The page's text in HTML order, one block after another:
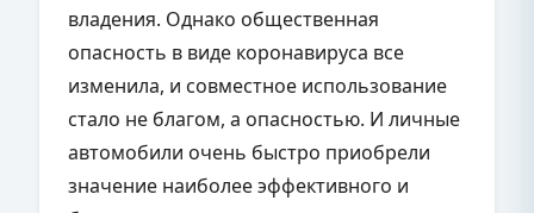
владения. Однако общественная
опасность в виде коронавируса все
изменила, и совместное использование
стало не благом, а опасностью. И личные
автомобили очень быстро приобрели
значение наиболее эффективного и